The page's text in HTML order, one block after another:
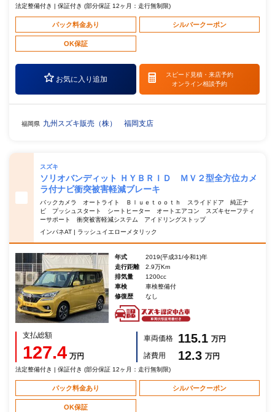
法定整備付き | 保証付き (部分保証 12ヶ月：走行無制限)
パック料金あり シルバークーポン
OK保証
お気に入り追加
スピード見積・ 来店予約
オンライン相談予約
福岡県 九州スズキ販売（株） 福岡支店
スズキ
ソリオバンディット ＨＹＢＲＩＤ ＭＶ２型全方位カメ
ラ付ナビ衝突被害軽減ブレーキ
バックカメラ オートライト Ｂｌｕｅｔｏｏｔｈ スライドドア 純正ナ
ビ プッシュスタート シートヒーター オートエアコン スズキセーフティ
ーサポート 衝突被害軽減システム アイドリングストップ
インパネAT | ラッシュイエローメタリック
年式
2019(平成31/令和1)年
走行距離
2.9万Km
排気量
1200cc
車検
車検整備付
修復歴
なし
支払総額
127.4 万円
車両価格 115.1 万円
諸費用
12.3 万円
法定整備付き | 保証付き (部分保証 12ヶ月：走行無制限)
パック料金あり シルバークーポン
OK保証